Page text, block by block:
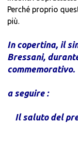
Perché proprio
più.
In copertina, il
Bressani,
commemorativo.
a seguire :
Il saluto del